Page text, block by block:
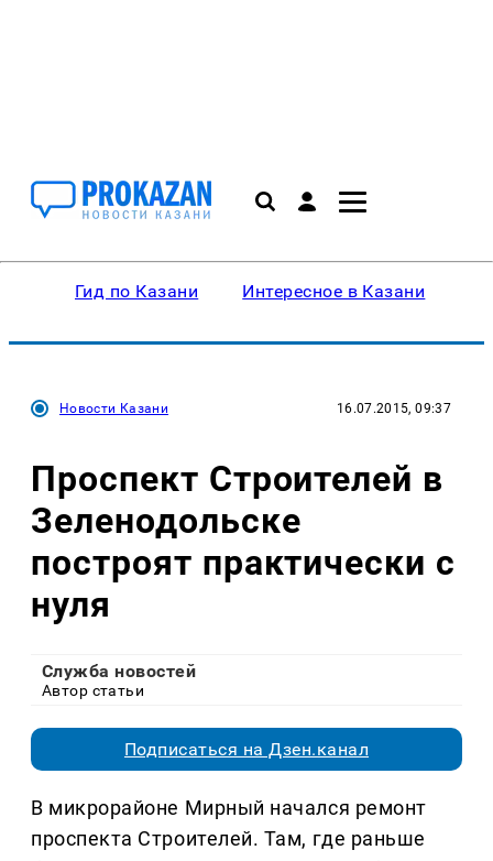
Гид по Казани Интересное в Казани
Новости Казани 16.07.2015, 09:37
Проспект Строителей в
Зеленодольске
построят практически с
нуля
Служба новостей
Автор статьи
Подписаться на Дзен.канал
В микрорайоне Мирный начался ремонт
проспекта Строителей. Там, где раньше